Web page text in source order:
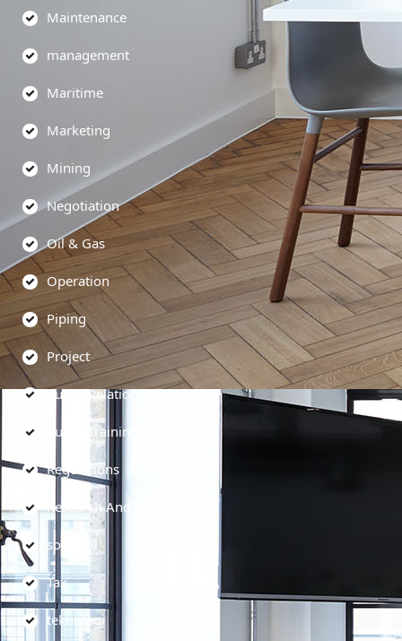
Maintenance
management
Maritime
Marketing
Mining
Negotiation
Oil & Gas
Operation
Piping
Project
Public Relations
Public Training
Regulations
Research And Development
soft skill
Tax
teknologi